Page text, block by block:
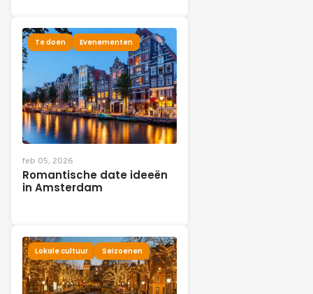
Te doen Evenementen
feb 05, 2026
Romantische date ideeën
in Amsterdam
Lokale cultuur Seizoenen